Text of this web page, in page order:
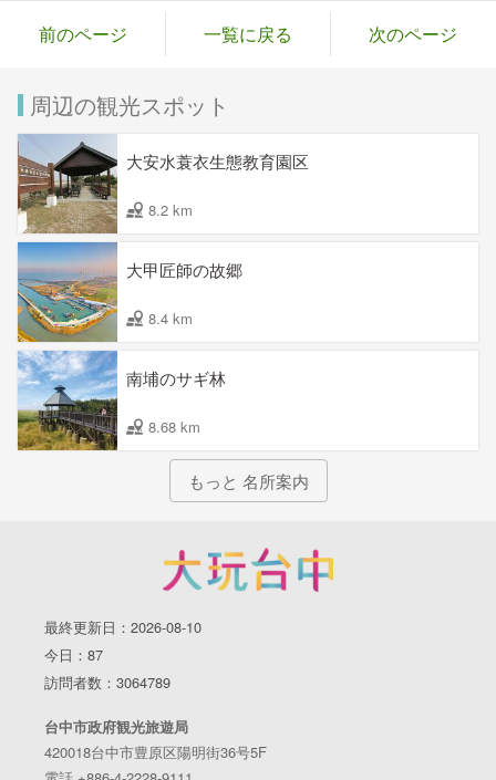
前のページ 一覧に戻る 次のページ
周辺の観光スポット
大安水蓑衣生態教育園区
8.2 km
大甲匠師の故郷
8.4 km
南埔のサギ林
8.68 km
もっと 名所案内
最終更新日：2026-08-10
今日：87
訪問者数：3064789
台中市政府観光旅遊局
420018台中市豊原区陽明街36号5F